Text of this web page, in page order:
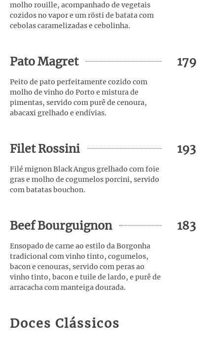
molho rouille, acompanhado de vegetais
cozidos no vapor e um rösti de batata com
cebolas caramelizadas e cebolinha.
Pato Magret 179
Peito de pato perfeitamente cozido com
molho de vinho do Porto e mistura de
pimentas, servido com purê de cenoura,
abacaxi grelhado e endívias.
Filet Rossini 193
Filé mignon Black Angus grelhado com foie
gras e molho de cogumelos porcini, servido
com batatas bouchon.
Beef Bourguignon 183
Ensopado de carne ao estilo da Borgonha
tradicional com vinho tinto, cogumelos,
bacon e cenouras, servido com peras ao
vinho tinto, bacon e tuile de lardo, e purê de
arracacha com manteiga dourada.
Doces Clássicos